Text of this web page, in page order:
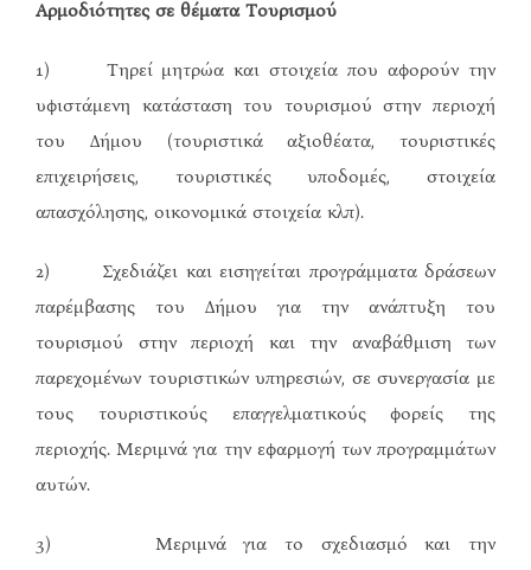
Αρμοδιότητες σε θέματα Τουρισμού
1) Τηρεί μητρώα και στοιχεία που αφορούν την
υφιστάμενη κατάσταση του τουρισμού στην περιοχή
του Δήμου (τουριστικά αξιοθέατα, τουριστικές
επιχειρήσεις, τουριστικές υποδομές, στοιχεία
απασχόλησης, οικονομικά στοιχεία κλπ).
2) Σχεδιάζει και εισηγείται προγράμματα δράσεων
παρέμβασης του Δήμου για την ανάπτυξη του
τουρισμού στην περιοχή και την αναβάθμιση των
παρεχομένων τουριστικών υπηρεσιών, σε συνεργασία με
τους τουριστικούς επαγγελματικούς φορείς της
περιοχής. Μεριμνά για την εφαρμογή των προγραμμάτων
αυτών.
3) Μεριμνά για το σχεδιασμό και την